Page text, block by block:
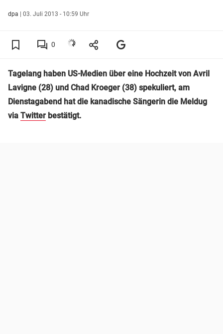
dpa | 03. Juli 2013 - 10:59 Uhr
0
Tagelang haben US-Medien über eine Hochzeit von Avril
Lavigne (28) und Chad Kroeger (38) spekuliert, am
Dienstagabend hat die kanadische Sängerin die Meldug
via Twitter bestätigt.